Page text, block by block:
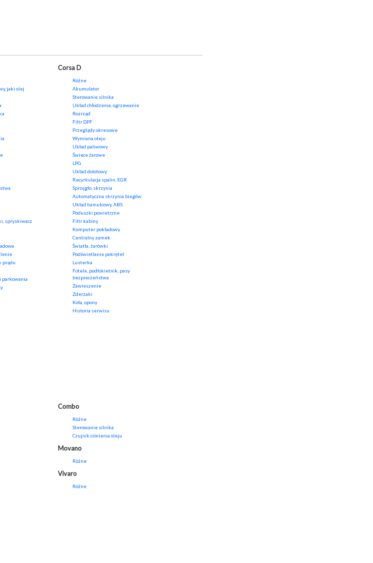
jaki olej
spryskiwacz
prądu
parkowania
Corsa D
Różne
Akumulator
Sterowanie silnika
Układ chłodzenia, ogrzewanie
Rozrząd
Filtr DPF
Przeglądy okresowe
Wymiana oleju
Układ paliwowy
Świece żarowe
LPG
Układ dolotowy
Recyrkulacja spalin, EGR
Sprzęgło, skrzynia
Automatyczna skrzynia biegów
Układ hamulcowy, ABS
Poduszki powietrzne
Filtr kabiny
Komputer pokładowy
Centralny zamek
Światła, żarówki
Podświetlanie pokręteł
Lusterka
Fotele, podłokietnik, pasy
bezpieczeństwa
Zawieszenie
Zderzaki
Koła, opony
Historia serwisu
Combo
Różne
Sterowanie silnika
Czujnik ciśnienia oleju
Movano
Różne
Vivaro
Różne